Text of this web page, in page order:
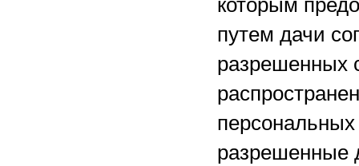
путем дачи
разрешенных
разрешенные